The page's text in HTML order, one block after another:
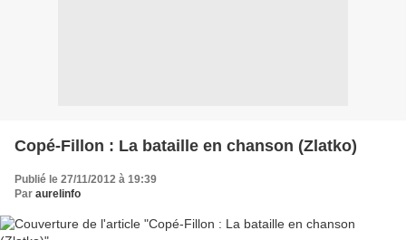
Copé-Fillon : La bataille en chanson (Zlatko)
Publié le 27/11/2012 à 19:39
Par aurelinfo